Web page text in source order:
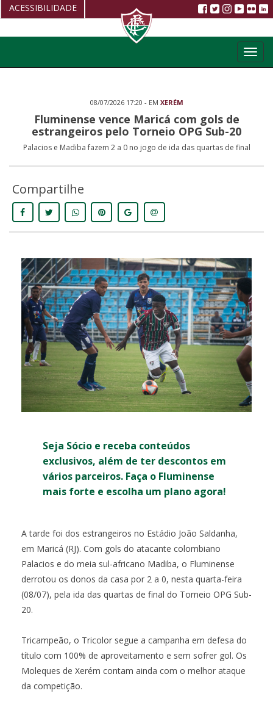
08/07/2026 17:20 - EM XERÉM
Fluminense vence Maricá com gols de
estrangeiros pelo Torneio OPG Sub-20
Palacios e Madiba fazem 2 a 0 no jogo de ida das quartas de final
Compartilhe
Seja Sócio e receba conteúdos
exclusivos, além de ter descontos em
vários parceiros. Faça o Fluminense
mais forte e escolha um plano agora!
A tarde foi dos estrangeiros no Estádio João Saldanha,
em Maricá (RJ). Com gols do atacante colombiano
Palacios e do meia sul-africano Madiba, o Fluminense
derrotou os donos da casa por 2 a 0, nesta quarta-feira
(08/07), pela ida das quartas de final do Torneio OPG Sub-
20.
Tricampeão, o Tricolor segue a campanha em defesa do
título com 100% de aproveitamento e sem sofrer gol. Os
Moleques de Xerém contam ainda com o melhor ataque
da competição.
ACESSIBILIDADE